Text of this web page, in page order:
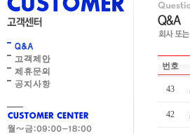
번호
43
42